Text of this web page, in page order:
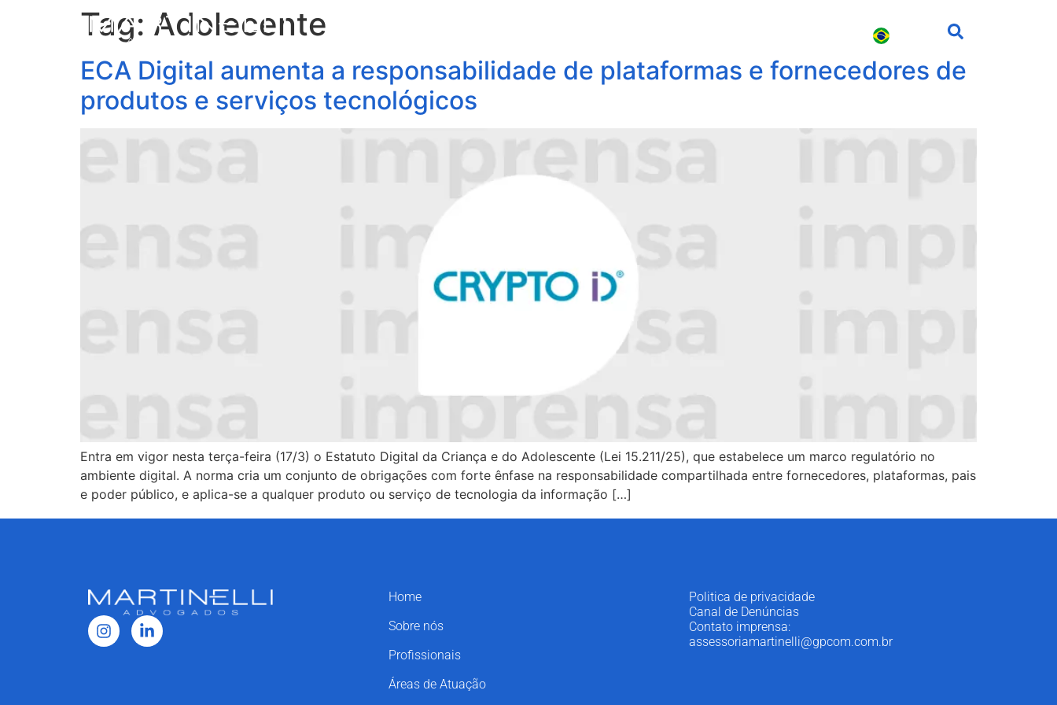
Tag: Adolecente
ECA Digital aumenta a responsabilidade de plataformas e fornecedores de
produtos e serviços tecnológicos
Entra em vigor nesta terça-feira (17/3) o Estatuto Digital da Criança e do Adolescente (Lei 15.211/25), que estabelece um marco regulatório no
ambiente digital. A norma cria um conjunto de obrigações com forte ênfase na responsabilidade compartilhada entre fornecedores, plataformas, pais
e poder público, e aplica-se a qualquer produto ou serviço de tecnologia da informação […]
Home
Sobre nós
Profissionais
Áreas de Atuação
Politica de privacidade
Canal de Denúncias
Contato imprensa:
assessoriamartinelli@gpcom.com.br